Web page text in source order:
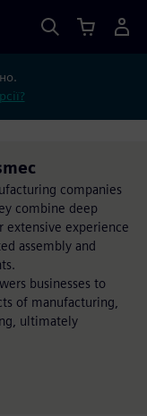
companies
combine deep
experience
assembly and
businesses to
of manufacturing,
ultimately